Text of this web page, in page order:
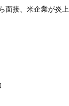
面接、米企業が炎上